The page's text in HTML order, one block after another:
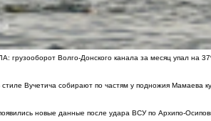
грузооборот Волго-Донского канала за месяц упал на
Вучетича собирают по частям у подножия Мамаева
новые данные после удара ВСУ по Архипо-